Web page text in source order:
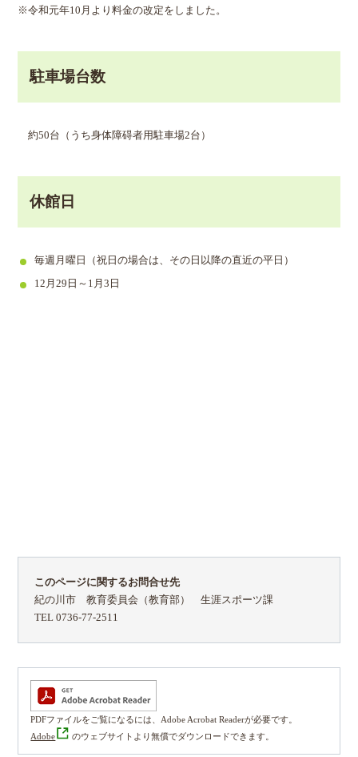
※令和元年10月より料金の改定をしました。
駐車場台数
約50台（うち身体障碍者用駐車場2台）
休館日
毎週月曜日（祝日の場合は、その日以降の直近の平日）
12月29日～1月3日
このページに関するお問合せ先
紀の川市 教育委員会（教育部） 生涯スポーツ課
TEL 0736-77-2511
PDFファイルをご覧になるには、Adobe Acrobat Readerが必要です。
Adobe
のウェブサイトより無償でダウンロードできます。